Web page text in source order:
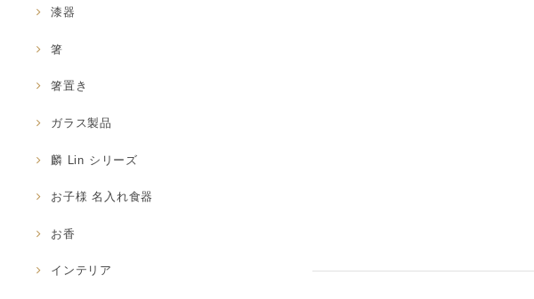
漆器
箸
箸置き
ガラス製品
麟 Lin シリーズ
お子様 名入れ食器
お香
インテリア